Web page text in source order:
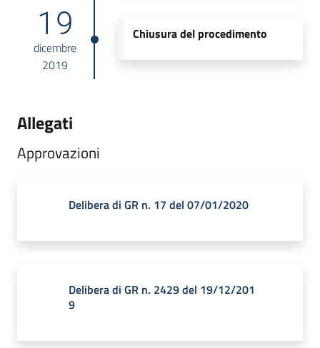
19
dicembre
2019
Chiusura del procedimento
Allegati
Approvazioni
Delibera di GR n. 17 del 07/01/2020
Delibera di GR n. 2429 del 19/12/201
9